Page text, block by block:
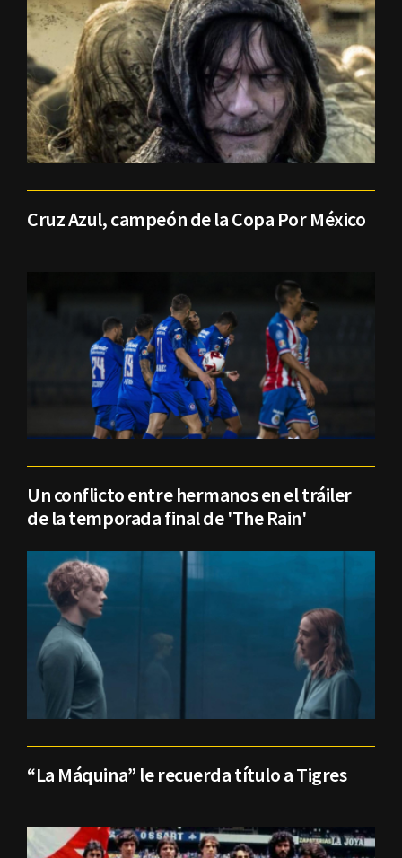
Cruz Azul, campeón de la Copa Por México
Un conflicto entre hermanos en el tráiler
de la temporada final de 'The Rain'
“La Máquina” le recuerda título a Tigres